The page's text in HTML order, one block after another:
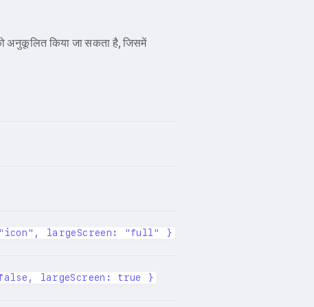
किया जा सकता है, जिसमें
"icon", largeScreen: "full" }
largeScreen: true }